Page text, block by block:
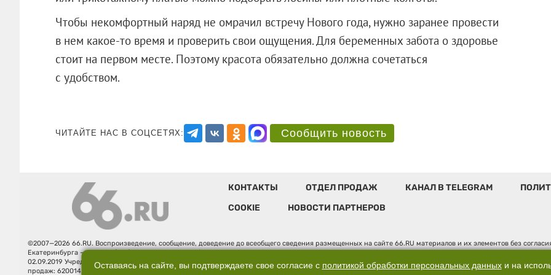
Чтобы некомфортный наряд не омрачил встречу Нового года, нужно заранее провести
в нем какое-то время и проверить свои ощущения. Для беременных забота о здоровье
стоит на первом месте. Поэтому красота обязательно должна сочетаться
с удобством.
ЧИТАЙТЕ НАС В СОЦСЕТЯХ: Сообщить новость
КОНТАКТЫ ОТДЕЛ ПРОДАЖ КАНАЛ В TELEGRAM
COOKIE
НОВОСТИ ПАРТНЕРОВ
©2007—2026 66.RU. Воспроизведение, сообщение, доведение до всеобщего сведения размещенных на сайте 66.RU материалов и их элементов без
Екатеринбурга — «66.ru» (18+) зарегистрировано Федеральной службой по надзору в сфере связи, информационных технологий и массовых
02.09.2019 Учредитель: Общество с ограниченной ответственностью "66.ру". Юридический адрес: 620014, Свердловская обл., г. Екатеринбург, ул.
продаж: 620014, Свердловская обл., г. Екатеринбург, ул. Бориса Ельцина, д. 3, оф. 7015, +7 (343) 288-50-66 info@news.66.ru Главный редактор: Шлыков
Оставаясь на сайте, вы подтверждаете свое согласие с политикой обработки персональных данныхи на